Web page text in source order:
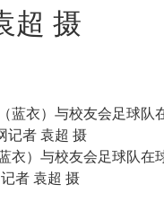
袁超 摄
衣）与校友会足球队在
者 袁超 摄